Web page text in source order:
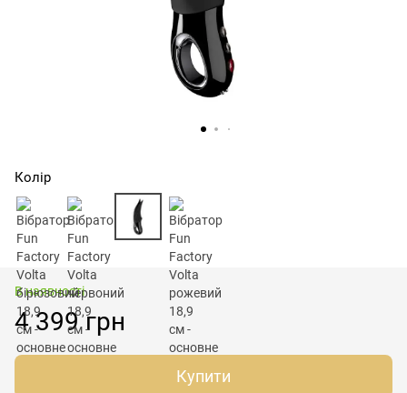
Колір
В наявності
4 399 грн
Купити